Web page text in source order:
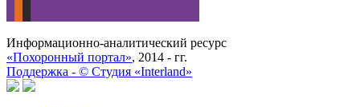
Информационно-аналитический ресурс
«Похоронный портал», 2014 - гг.
Поддержка - © Cтудия «Interland»